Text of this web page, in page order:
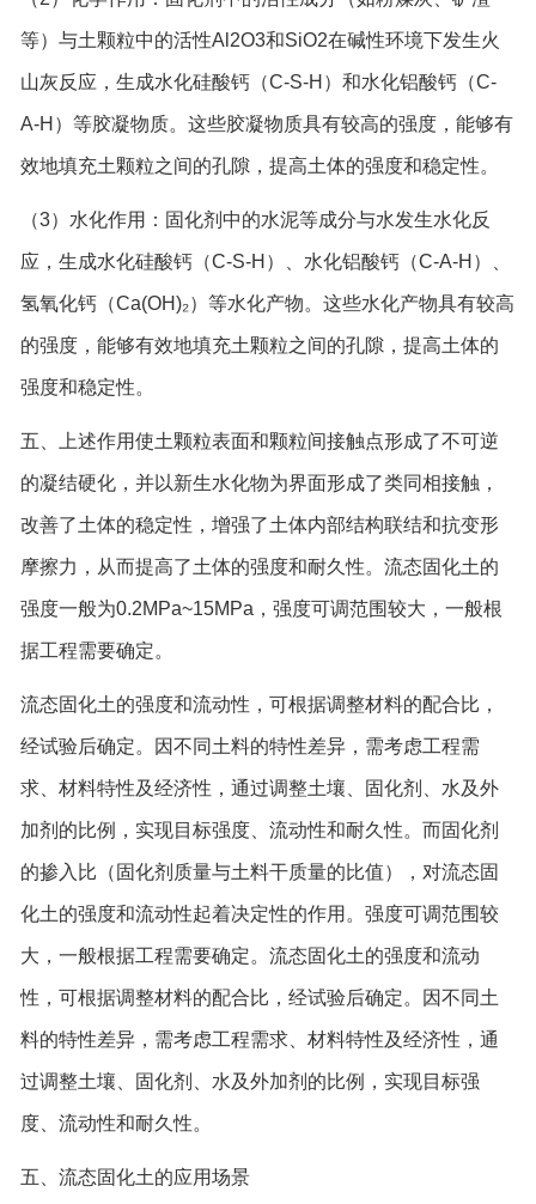
等）与土颗粒中的活性Al2O3和SiO2在碱性环境下发生火
山灰反应，生成水化硅酸钙（C-S-H）和水化铝酸钙（C-
A-H）等胶凝物质。这些胶凝物质具有较高的强度，能够有
效地填充土颗粒之间的孔隙，提高土体的强度和稳定性。
（3）水化作用：固化剂中的水泥等成分与水发生水化反
应，生成水化硅酸钙（C-S-H）、水化铝酸钙（C-A-H）、
氢氧化钙（Ca(OH)₂）等水化产物。这些水化产物具有较高
的强度，能够有效地填充土颗粒之间的孔隙，提高土体的
强度和稳定性。
五、上述作用使土颗粒表面和颗粒间接触点形成了不可逆
的凝结硬化，并以新生水化物为界面形成了类同相接触，
改善了土体的稳定性，增强了土体内部结构联结和抗变形
摩擦力，从而提高了土体的强度和耐久性。流态固化土的
强度一般为0.2MPa~15MPa，强度可调范围较大，一般根
据工程需要确定。
流态固化土的强度和流动性，可根据调整材料的配合比，
经试验后确定。因不同土料的特性差异，需考虑工程需
求、材料特性及经济性，通过调整土壤、固化剂、水及外
加剂的比例，实现目标强度、流动性和耐久性。而固化剂
的掺入比（固化剂质量与土料干质量的比值），对流态固
化土的强度和流动性起着决定性的作用。强度可调范围较
大，一般根据工程需要确定。流态固化土的强度和流动
性，可根据调整材料的配合比，经试验后确定。因不同土
料的特性差异，需考虑工程需求、材料特性及经济性，通
过调整土壤、固化剂、水及外加剂的比例，实现目标强
度、流动性和耐久性。
五、流态固化土的应用场景